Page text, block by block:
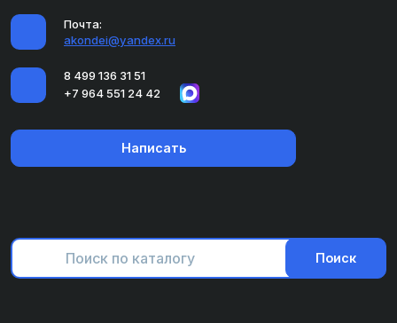
Почта:
akondei@yandex.ru
8 499 136 31 51
+7 964 551 24 42
Написать
Поиск